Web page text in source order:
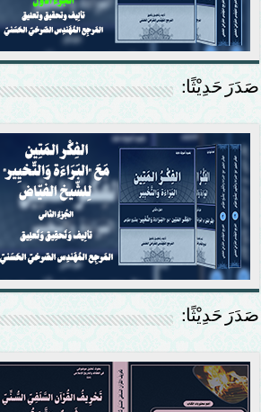
صَدَرَ حَدِيْثًا:
صَدَرَ حَدِيْثًا: